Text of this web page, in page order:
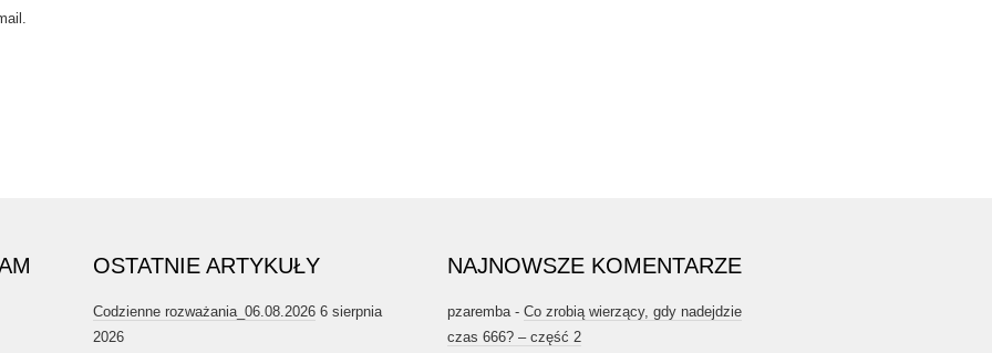
OSTATNIE ARTYKUŁY
Codzienne rozważania_06.08.2026 6 sierpnia
2026
NAJNOWSZE KOMENTARZE
pzaremba- Co zrobią wierzący, gdy nadejdzie
czas 666? – część 2